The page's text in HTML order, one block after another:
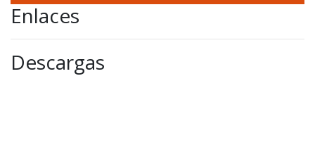
Enlaces
Descargas